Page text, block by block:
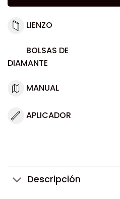
LIENZO
BOLSAS DE
DIAMANTE
MANUAL
APLICADOR
Descripción